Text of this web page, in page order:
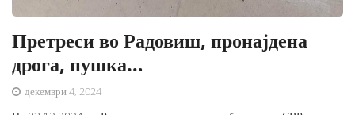
Претреси во Радовиш, пронајдена
дрога, пушка…
декември 4, 2024